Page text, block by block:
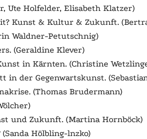
Ute Holfelder, Elisabeth Klatzer)
Kunst & Kultur & Zukunft.
Waldner-Petutschnig)
(Geraldine Klever)
in Kärnten. (Christine
in der Gegenwartskunst.
(Thomas Brudermann)
und Zukunft. (Martina Hornböck)
Hölbling-lnzko)